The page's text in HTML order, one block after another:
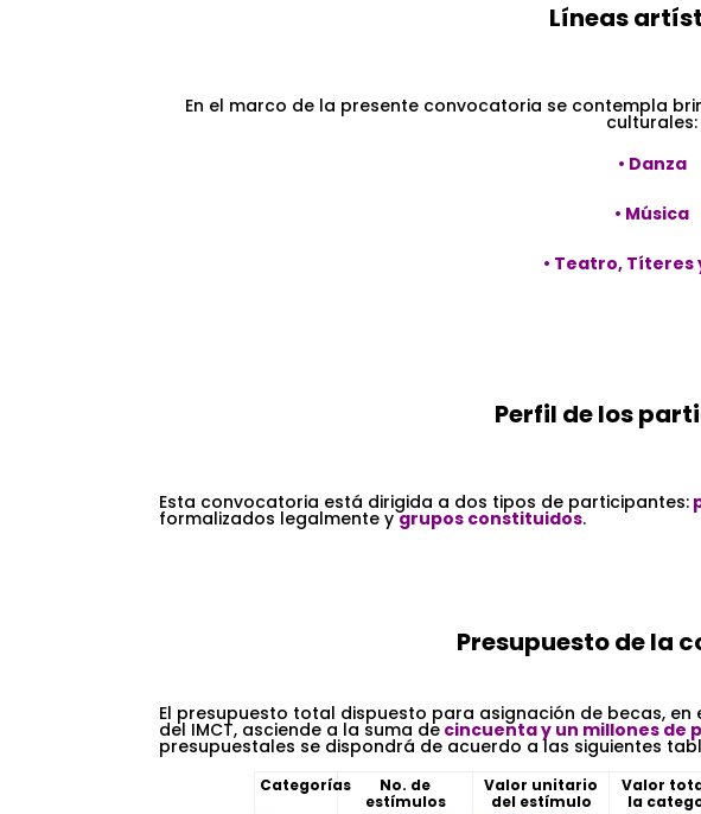
Líneas
En el marco de la presente convocatoria se contempla
culturales:
• Danza
• Música
• Teatro, Títeres
Perfil de los
Esta convocatoria está dirigida a dos tipos de participantes:
formalizados legalmente ygrupos constituidos.
Presupuesto de la
El presupuesto total dispuesto para asignación de becas,
del IMCT, asciende a la suma de cincuenta y un millones de
presupuestales se dispondrá de acuerdo a las siguientes
.
Categorías
No. de
estímulos
Valor unitario
del estímulo
Valor
la